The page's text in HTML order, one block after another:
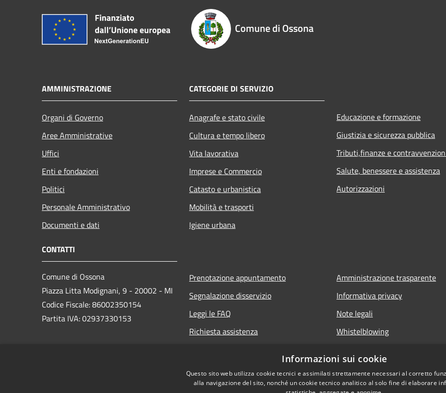
Comune di Ossona
AMMINISTRAZIONE
Organi di Governo
Aree Amministrative
Uffici
Enti e fondazioni
Politici
Personale Amministrativo
Documenti e dati
CATEGORIE DI SERVIZIO
Anagrafe e stato civile
Cultura e tempo libero
Vita lavorativa
Imprese e Commercio
Catasto e urbanistica
Mobilità e trasporti
Igiene urbana
Educazione e formazione
Giustizia e sicurezza pubblica
Tributi,finanze e
Salute, benessere e assistenza
Autorizzazioni
CONTATTI
Comune di Ossona
Piazza Litta Modignani, 9 - 20002 - MI
Codice Fiscale: 86002350154
Partita IVA: 02937330153
Prenotazione appuntamento
Segnalazione disservizio
Leggi le FAQ
Richiesta assistenza
Amministrazione trasparente
Informativa privacy
Note legali
Whistelblowing
Informazioni sui cookie
Questo sito web utilizza cookie tecnici e assimilati strettamente necessari al corretto
alla navigazione del sito, nonché un cookie tecnico analitico al solo fine di elaborare